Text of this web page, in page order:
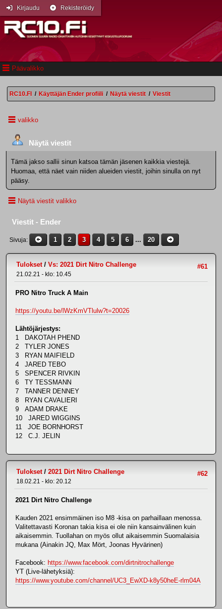
Päävalikko
Kirjaudu Rekisteröidy
RC10.FI / Käyttäjän Ender profiili / Näytä viestit / Viestit
valikko
Näytä viestit
Tämä jakso sallii sinun katsoa tämän jäsenen kaikkia viestejä.
Huomaa, että näet vain niiden alueiden viestit, joihin sinulla on nyt
pääsy.
Näytä viestit valikko
Viestit - Ender
Sivuja 1 2 3 4 5 6 ... 20
#61
Tulokset/ Vs: 2021 Dirt Nitro Challenge
21.02.21 - klo: 10.45
PRO Nitro Truck A Main
https://youtu.be/lWzKmVTlulw?t=20026
Lähtöjärjestys:
1 DAKOTAH PHEND
2 TYLER JONES
3 RYAN MAIFIELD
4 JARED TEBO
5 SPENCER RIVKIN
6 TY TESSMANN
7 TANNER DENNEY
8 RYAN CAVALIERI
9 ADAM DRAKE
10 JARED WIGGINS
11 JOE BORNHORST
12 C.J. JELIN
#62
Tulokset/ 2021 Dirt Nitro Challenge
18.02.21 - klo: 20.12
2021 Dirt Nitro Challenge
Kauden 2021 ensimmäinen iso M8 -kisa on parhaillaan menossa.
Valitettavasti Koronan takia kisa ei ole niin kansainvälinen kuin
aikaisemmin. Tuollahan on myös ollut aikaisemmin Suomalaisia
mukana (Ainakin JQ, Max Mört, Joonas Hyvärinen)
Facebook: https://www.facebook.com/dirtnitrochallenge
YT (Live-lähetyksiä):
https://www.youtube.com/channel/UC3_EwXD-k8y50heE-rlm04A